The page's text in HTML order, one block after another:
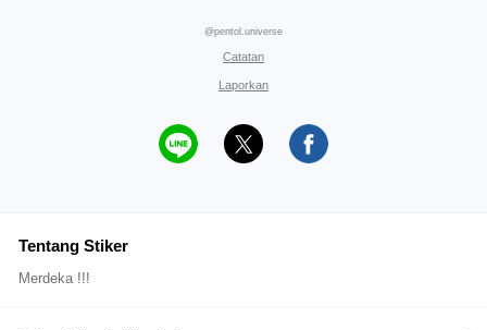
@pentol.universe
Catatan
Laporkan
Tentang Stiker
Merdeka !!!